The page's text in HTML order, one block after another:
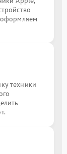
техники